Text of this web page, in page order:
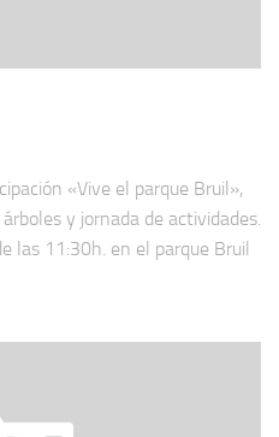
«Vive el parque Bruil»,
y jornada de actividades.
las 11:30h. en el parque Bruil